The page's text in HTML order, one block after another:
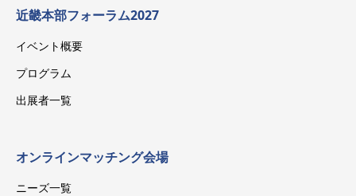
近畿本部フォーラム2027
イベント概要
プログラム
出展者一覧
オンラインマッチング会場
ニーズ一覧